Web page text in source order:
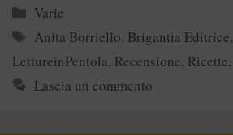
Categorie
Varie
Tag
Anita Borriello, Brigantia Editrice,
LettureinPentola, Recensione, Ricette,
Lascia un commento